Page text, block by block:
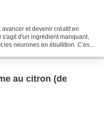
et devenir créatif en
d'un ingrédient manquant,
les neurones en ébullition. C'est
au citron (de